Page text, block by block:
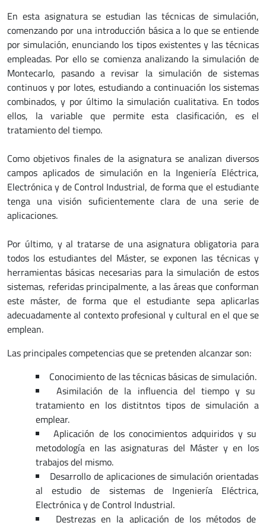
En esta asignatura se estudian las técnicas de simulación,
comenzando por una introducción básica a lo que se entiende
por simulación, enunciando los tipos existentes y las técnicas
empleadas. Por ello se comienza analizando la simulación de
Montecarlo, pasando a revisar la simulación de sistemas
continuos y por lotes, estudiando a continuación los sistemas
combinados, y por último la simulación cualitativa. En todos
ellos, la variable que permite esta clasificación, es el
tratamiento del tiempo.
Como objetivos finales de la asignatura se analizan diversos
campos aplicados de simulación en la Ingeniería Eléctrica,
Electrónica y de Control Industrial, de forma que el estudiante
tenga una visión suficientemente clara de una serie de
aplicaciones.
Por último, y al tratarse de una asignatura obligatoria para
todos los estudiantes del Máster, se exponen las técnicas y
herramientas básicas necesarias para la simulación de estos
sistemas, referidas principalmente, a las áreas que conforman
este máster, de forma que el estudiante sepa aplicarlas
adecuadamente al contexto profesional y cultural en el que se
emplean.
Las principales competencias que se pretenden alcanzar son:
Conocimiento de las técnicas básicas de simulación.
Asimilación de la influencia del tiempo y su
tratamiento en los distitntos tipos de simulación a
emplear.
Aplicación de los conocimientos adquiridos y su
metodología en las asignaturas del Máster y en los
trabajos del mismo.
Desarrollo de aplicaciones de simulación orientadas
al estudio de sistemas de Ingeniería Eléctrica,
Electrónica y de Control Industrial.
Destrezas en la aplicación de los métodos de